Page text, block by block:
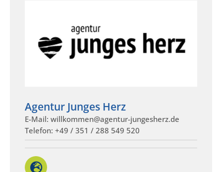
Agentur Junges Herz
E-Mail: willkommen@agentur-jungesherz.de
Telefon: +49 / 351 / 288 549 520